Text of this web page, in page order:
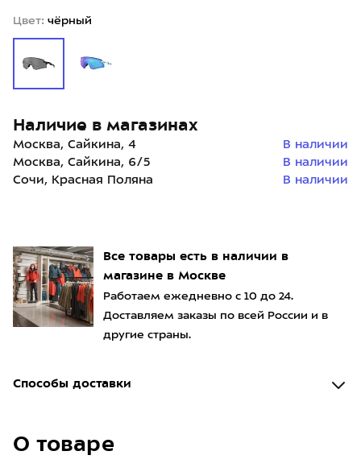
Все товары есть в наличии в
магазине в Москве
Работаем ежедневно с 10 до 24.
Доставляем заказы по всей России и в
другие страны.
Способы доставки
О товаре
Цвет: чёрный
Наличие в магазинах
Москва, Сайкина, 4
В наличии
Москва, Сайкина, 6/5
В наличии
Сочи, Красная Поляна
В наличии